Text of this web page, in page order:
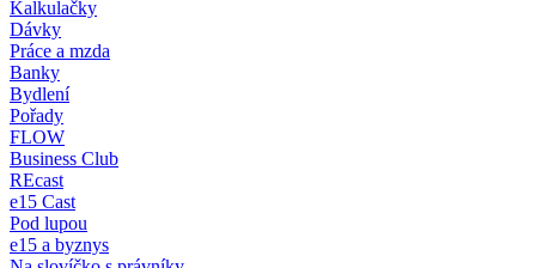
Kalkulačky
Dávky
Práce a mzda
Banky
Bydlení
Pořady
FLOW
Business Club
REcast
e15 Cast
Pod lupou
e15 a byznys